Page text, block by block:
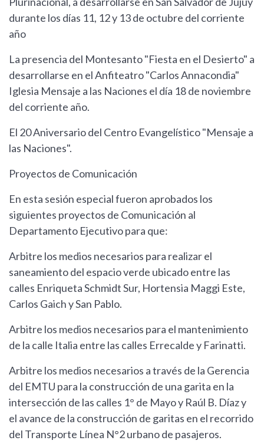
durante los días 11, 12 y 13 de octubre del corriente
año
La presencia del Montesanto "Fiesta en el Desierto" a
desarrollarse en el Anfiteatro "Carlos Annacondia"
Iglesia Mensaje a las Naciones el día 18 de noviembre
del corriente año.
El 20 Aniversario del Centro Evangelístico "Mensaje a
las Naciones".
Proyectos de Comunicación
En esta sesión especial fueron aprobados los
siguientes proyectos de Comunicación al
Departamento Ejecutivo para que:
Arbitre los medios necesarios para realizar el
saneamiento del espacio verde ubicado entre las
calles Enriqueta Schmidt Sur, Hortensia Maggi Este,
Carlos Gaich y San Pablo.
Arbitre los medios necesarios para el mantenimiento
de la calle Italia entre las calles Errecalde y Farinatti.
Arbitre los medios necesarios a través de la Gerencia
del EMTU para la construcción de una garita en la
intersección de las calles 1° de Mayo y Raúl B. Díaz y
el avance de la construcción de garitas en el recorrido
del Transporte Línea N°2 urbano de pasajeros.